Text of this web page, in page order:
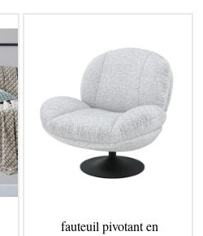
fauteuil pivotant en